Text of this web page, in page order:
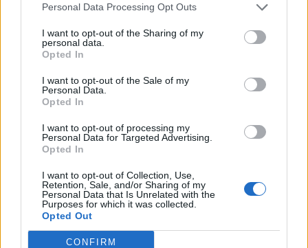
Personal Data Processing Opt Outs
I want to opt-out of the Sharing of my
personal data.
Opted In
I want to opt-out of the Sale of my
Personal Data.
Opted In
I want to opt-out of processing my
Personal Data for Targeted Advertising.
Opted In
I want to opt-out of Collection, Use,
Retention, Sale, and/or Sharing of my
Personal Data that Is Unrelated with the
Purposes for which it was collected.
Opted Out
CONFIRM
Leskeneläke ei kuulu kaikille –
Kela muistuttaa tärkeästä
ikärajasta
2